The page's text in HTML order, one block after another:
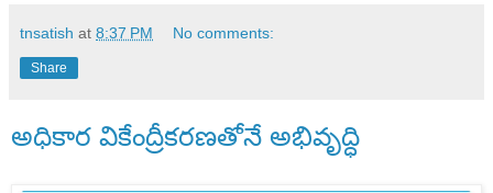
tnsatish at 8:37 PM No comments:
Share
అధికార వికేంద్రీకరణతోనే అభివృద్ధి